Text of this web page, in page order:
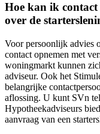
Hoe kan ik
over de
Voor persoonlijk advies
contact opnemen met
woningmarkt kunnen
adviseur. Ook het
belangrijke
aflossing. U kunt SVn
Hypotheekadviseurs
aanvraag van een